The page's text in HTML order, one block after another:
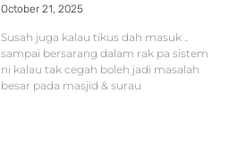
October 21, 2025
Susah juga kalau tikus dah masuk ..
sampai bersarang dalam rak pa sistem
ni kalau tak cegah boleh jadi masalah
besar pada masjid & surau